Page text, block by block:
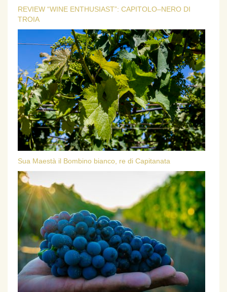
REVIEW “WINE ENTHUSIAST”: CAPITOLO–NERO DI
TROIA
Sua Maestà il Bombino bianco, re di Capitanata